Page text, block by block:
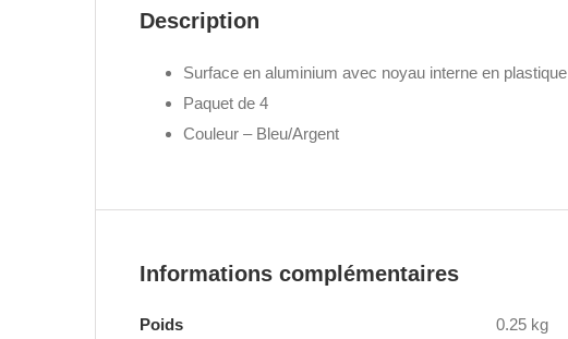
Description
Surface en aluminium avec noyau interne en plastique
Paquet de 4
Couleur – Bleu/Argent
Informations complémentaires
Poids 0.25 kg